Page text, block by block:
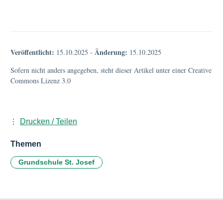
Veröffentlicht: 15.10.2025 - Änderung: 15.10.2025
Sofern nicht anders angegeben, steht dieser Artikel unter einer Creative
Commons Lizenz 3.0
Drucken / Teilen
Themen
Grundschule St. Josef